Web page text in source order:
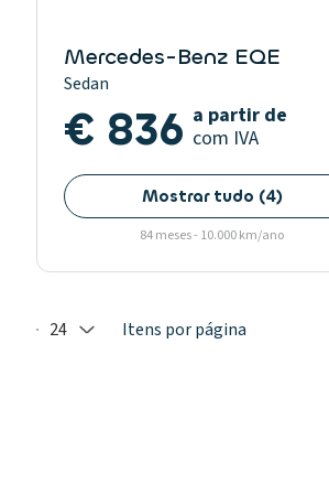
Mercedes-Benz EQE
Sedan
€ 836 a partir de
com IVA
Mostrar tudo (4)
84 meses - 10.000 km/ano
Selected: 24
24 Itens por página